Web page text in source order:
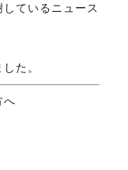
ているニュース
た。
へ